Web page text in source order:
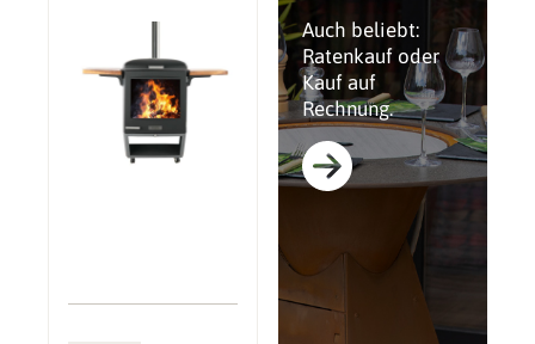
Auch beliebt:
Ratenkauf oder
Kauf auf
Rechnung.